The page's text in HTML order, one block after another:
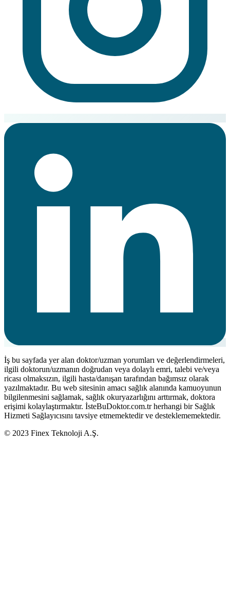
İş bu sayfada yer alan doktor/uzman yorumları ve değerlendirmeleri,
ilgili doktorun/uzmanın doğrudan veya dolaylı emri, talebi ve/veya
ricası olmaksızın, ilgili hasta/danışan tarafından bağımsız olarak
yazılmaktadır. Bu web sitesinin amacı sağlık alanında kamuoyunun
bilgilenmesini sağlamak, sağlık okuryazarlığını arttırmak, doktora
erişimi kolaylaştırmaktır. İsteBuDoktor.com.tr herhangi bir Sağlık
Hizmeti Sağlayıcısını tavsiye etmemektedir ve desteklememektedir.
© 2023 Finex Teknoloji A.Ş.